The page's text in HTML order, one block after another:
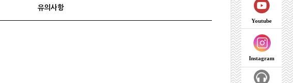
Youtube
Instagram
유의사항